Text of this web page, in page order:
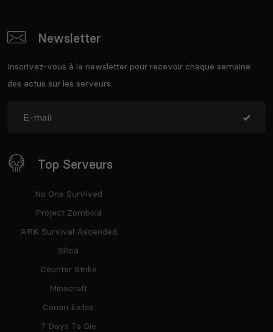
Newsletter
Inscrivez-vous à la newsletter pour recevoir chaque semaine
des actus sur les serveurs.
Top Serveurs
No One Survived
Project Zomboid
ARK Survival Ascended
Silica
Counter Strike
Minecraft
Conan Exiles
7 Days To Die